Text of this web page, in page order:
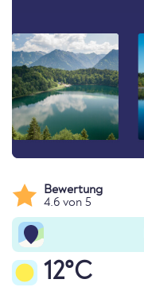
Bewertung
4.6 von 5
12°C